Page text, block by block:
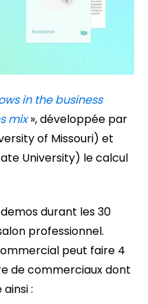
in the business
mix», développée par
of Missouri) et
University) le calcul
durant les 30
professionnel.
peut faire 4
de commerciaux dont
: